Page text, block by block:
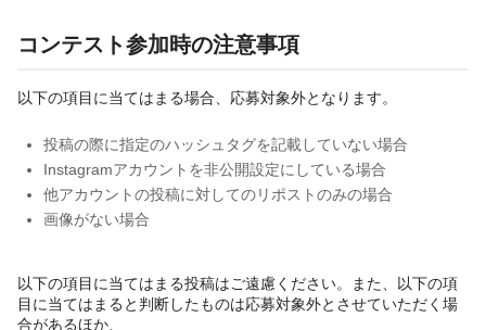
コンテスト参加時の注意事項
以下の項目に当てはまる場合、応募対象外となります。
投稿の際に指定のハッシュタグを記載していない場合
Instagramアカウントを非公開設定にしている場合
他アカウントの投稿に対してのリポストのみの場合
画像がない場合
以下の項目に当てはまる投稿はご遠慮ください。また、以下の項
目に当てはまると判断したものは応募対象外とさせていただく場
合があるほか、